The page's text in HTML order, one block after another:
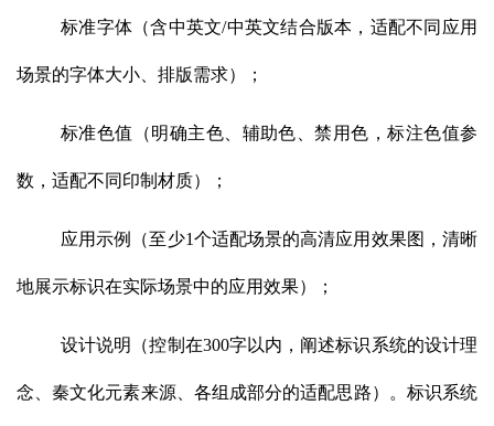
标准字体（含中英文/中英文结合版本，适配不同应用
场景的字体大小、排版需求）；
标准色值（明确主色、辅助色、禁用色，标注色值参
数，适配不同印制材质）；
应用示例（至少1个适配场景的高清应用效果图，清晰
地展示标识在实际场景中的应用效果）；
设计说明（控制在300字以内，阐述标识系统的设计理
念、秦文化元素来源、各组成部分的适配思路）。标识系统